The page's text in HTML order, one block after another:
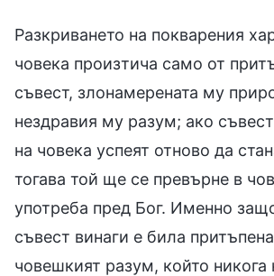
Разкриването на покварения
човека произтича само от
съвест, злонамерената му
нездравия му разум; ако
на човека успеят отново да
тогава той ще се превърне в
употреба пред Бог. Именно
съвест винаги е била
човешкият разум, който никога